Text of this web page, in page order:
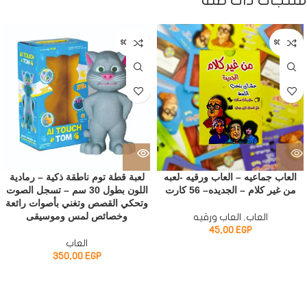
SOLD OUT
العاب جماعيه – العاب ورقيه -لعبه
من غير كلام – الجديده– 56 كارت
العاب, العاب ورقيه
45,00 EGP
SOLD OUT
لعبة قطة توم ناطقة ذكية – رمادية
اللون بطول 30 سم – تسجل الصوت
وتحكي القصص وتغني بأصوات رائعة
وخصائص لمس وموسيقى
العاب
350,00 EGP